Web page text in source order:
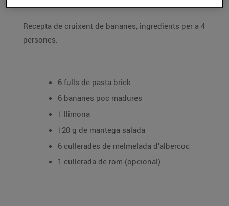
Recepta de cruixent de bananes, ingredients per a 4
persones:
6 fulls de pasta brick
6 bananes poc madures
1 llimona
120 g de mantega salada
6 cullerades de melmelada d’albercoc
1 cullerada de rom (opcional)